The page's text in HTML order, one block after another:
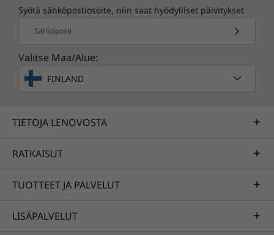
Pika-aloitusopas
90W AC adapteri (Vain valitut mallit)
Seinäteline & VESA-kiinnike
Power cage
Kattavat tekniset tiedot
Syötä sähköpostiosoite, niin saat hyödylliset päivitykset
Sähköposti
Valitse Maa/Alue:
FINLAND
TIETOJA LENOVOSTA
RATKAISUT
TUOTTEET JA PALVELUT
LISÄPALVELUT